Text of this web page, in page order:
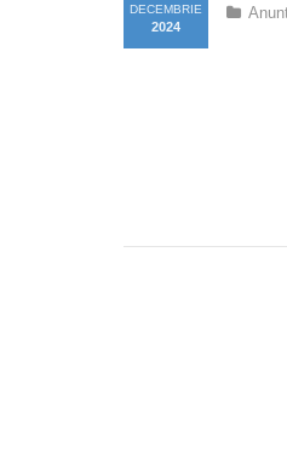
DECEMBRIE
2024